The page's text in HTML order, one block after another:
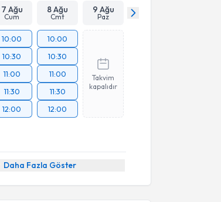
7 Ağu
Cum
8 Ağu
Cmt
9 Ağu
Paz
10:00
10:30
11:00
11:30
12:00
10:00
10:30
11:00
11:30
12:00
Takvim
kapalıdır
Daha Fazla Göster